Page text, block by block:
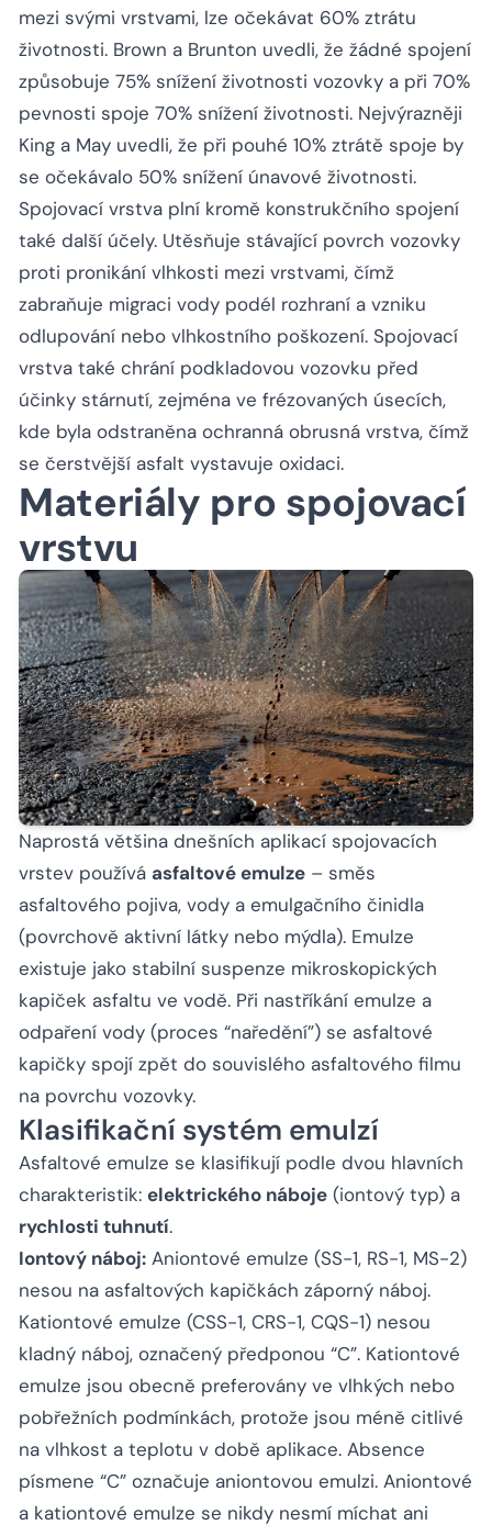
mezi svými vrstvami, lze očekávat 60% ztrátu
životnosti. Brown a Brunton uvedli, že žádné spojení
způsobuje 75% snížení životnosti vozovky a při 70%
pevnosti spoje 70% snížení životnosti. Nejvýrazněji
King a May uvedli, že při pouhé 10% ztrátě spoje by
se očekávalo 50% snížení únavové životnosti.
Spojovací vrstva plní kromě konstrukčního spojení
také další účely. Utěsňuje stávající povrch vozovky
proti pronikání vlhkosti mezi vrstvami, čímž
zabraňuje migraci vody podél rozhraní a vzniku
odlupování nebo vlhkostního poškození. Spojovací
vrstva také chrání podkladovou vozovku před
účinky stárnutí, zejména ve frézovaných úsecích,
kde byla odstraněna ochranná obrusná vrstva, čímž
se čerstvější asfalt vystavuje oxidaci.
Materiály pro spojovací
vrstvu
Naprostá většina dnešních aplikací spojovacích
vrstev používá asfaltové emulze – směs
asfaltového pojiva, vody a emulgačního činidla
(povrchově aktivní látky nebo mýdla). Emulze
existuje jako stabilní suspenze mikroskopických
kapiček asfaltu ve vodě. Při nastříkání emulze a
odpaření vody (proces “naředění”) se asfaltové
kapičky spojí zpět do souvislého asfaltového filmu
na povrchu vozovky.
Klasifikační systém emulzí
Asfaltové emulze se klasifikují podle dvou hlavních
charakteristik: elektrického náboje (iontový typ) a
rychlosti tuhnutí.
Iontový náboj: Aniontové emulze (SS-1, RS-1, MS-2)
nesou na asfaltových kapičkách záporný náboj.
Kationtové emulze (CSS-1, CRS-1, CQS-1) nesou
kladný náboj, označený předponou “C”. Kationtové
emulze jsou obecně preferovány ve vlhkých nebo
pobřežních podmínkách, protože jsou méně citlivé
na vlhkost a teplotu v době aplikace. Absence
písmene “C” označuje aniontovou emulzi. Aniontové
a kationtové emulze se nikdy nesmí míchat ani